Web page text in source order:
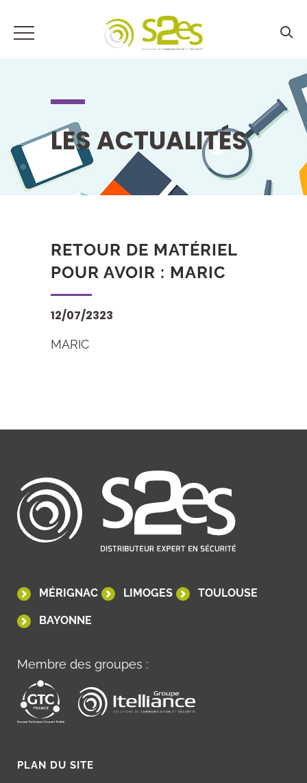
LES ACTUALITÉS
RETOUR DE MATÉRIEL
POUR AVOIR : MARIC
12/07/2323
MARIC
MÉRIGNAC LIMOGES TOULOUSE
BAYONNE
Membre des groupes :
PLAN DU SITE